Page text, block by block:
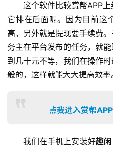
这个软件比较赏帮APP
它排在后面呢。因为目前这
高，另外就是提现要手续费。
务主在平台发布的任务，就
到几十元不等，我们在操作
般的，这样就能大大提高效率。
点我进入赏帮
我们在手机上安装好趣闲